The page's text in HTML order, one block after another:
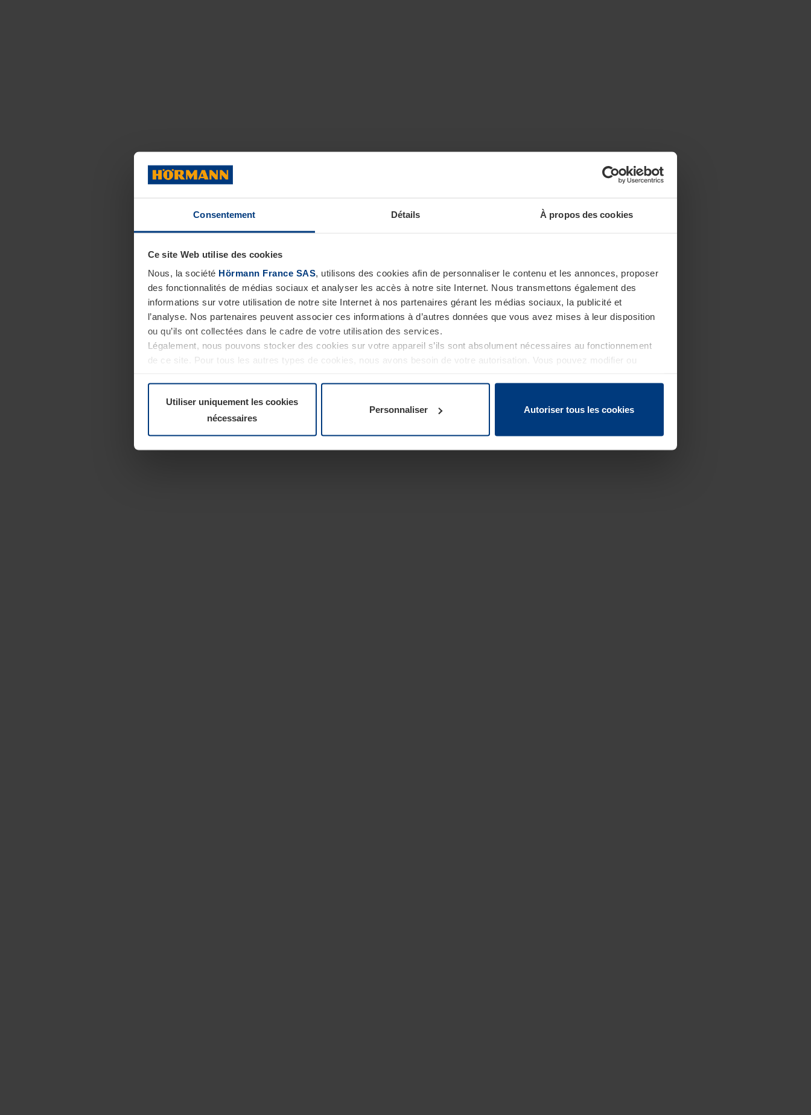
Consentement Détails À propos des cookies
Ce site Web utilise des cookies
Nous, la société Hörmann France SAS, utilisons des cookies afin de personnaliser le contenu et les annonces, proposer
des fonctionnalités de médias sociaux et analyser les accès à notre site Internet. Nous transmettons également des
informations sur votre utilisation de notre site Internet à nos partenaires gérant les médias sociaux, la publicité et
l’analyse. Nos partenaires peuvent associer ces informations à d’autres données que vous avez mises à leur disposition
ou qu’ils ont collectées dans le cadre de votre utilisation des services.
Légalement, nous pouvons stocker des cookies sur votre appareil s’ils sont absolument nécessaires au fonctionnement
de ce site. Pour tous les autres types de cookies, nous avons besoin de votre autorisation. Vous pouvez modifier ou
Utiliser uniquement les cookies
nécessaires
Personnaliser Autoriser tous les cookies